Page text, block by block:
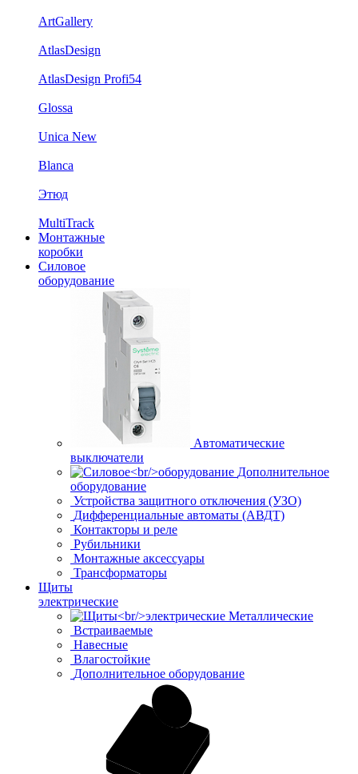
ArtGallery
AtlasDesign
AtlasDesign Profi54
Glossa
Unica New
Blanca
Этюд
MultiTrack
Монтажные
коробки
Силовое
оборудование
Автоматические
выключатели
Дополнительное
оборудование
Устройства защитного отключения (УЗО)
Дифференциальные автоматы (АВДТ)
Контакторы и реле
Рубильники
Монтажные аксессуары
Трансформаторы
Щиты
электрические
Металлические
Встраиваемые
Навесные
Влагостойкие
Дополнительное оборудование